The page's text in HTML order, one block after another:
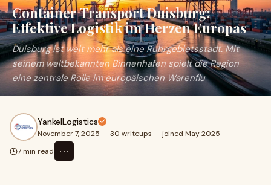
Container Transport Duisburg:
Effektive Logistik im Herzen Europas
Duisburg ist weit mehr als eine Ruhrgebietsstadt. Mit
seinem weltbekannten Binnenhafen spielt die Region
eine zentrale Rolle im europäischen Warenflu
YankelLogistics
November 7, 2025 · 30 writeups · joined May 2025
7 min read
⋯